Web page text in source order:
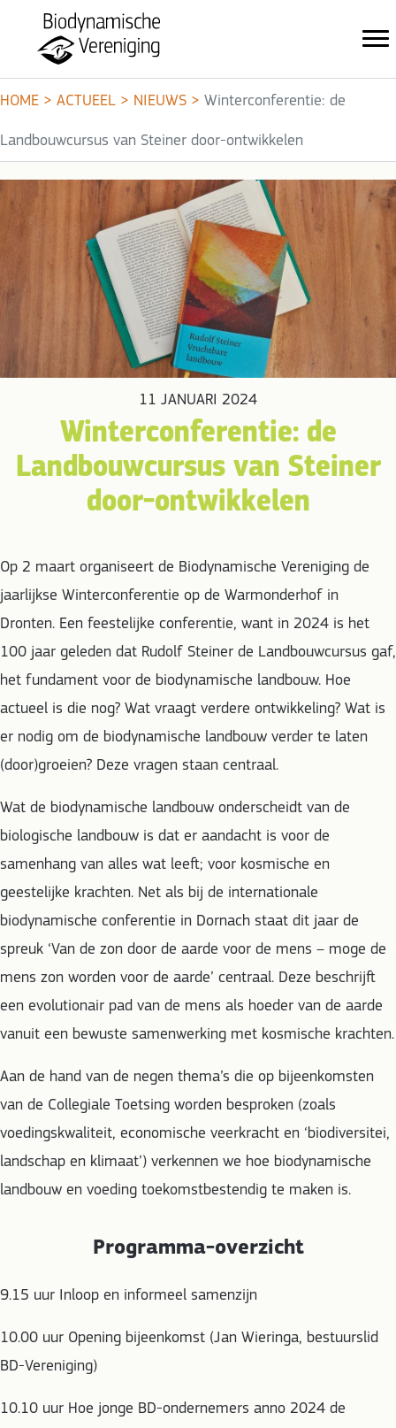
HOME > ACTUEEL > NIEUWS > Winterconferentie: de
Landbouwcursus van Steiner door-ontwikkelen
11 JANUARI 2024
Winterconferentie: de
Landbouwcursus van Steiner
door-ontwikkelen
Op 2 maart organiseert de Biodynamische Vereniging de
jaarlijkse Winterconferentie op de Warmonderhof in
Dronten. Een feestelijke conferentie, want in 2024 is het
100 jaar geleden dat Rudolf Steiner de Landbouwcursus gaf,
het fundament voor de biodynamische landbouw. Hoe
actueel is die nog? Wat vraagt verdere ontwikkeling? Wat is
er nodig om de biodynamische landbouw verder te laten
(door)groeien? Deze vragen staan centraal.
Wat de biodynamische landbouw onderscheidt van de
biologische landbouw is dat er aandacht is voor de
samenhang van alles wat leeft; voor kosmische en
geestelijke krachten. Net als bij de internationale
biodynamische conferentie in Dornach staat dit jaar de
spreuk ‘Van de zon door de aarde voor de mens – moge de
mens zon worden voor de aarde’ centraal. Deze beschrijft
een evolutionair pad van de mens als hoeder van de aarde
vanuit een bewuste samenwerking met kosmische krachten.
Aan de hand van de negen thema’s die op bijeenkomsten
van de Collegiale Toetsing worden besproken (zoals
voedingskwaliteit, economische veerkracht en ‘biodiversitei,
landschap en klimaat’) verkennen we hoe biodynamische
landbouw en voeding toekomstbestendig te maken is.
Programma-overzicht
9.15 uur Inloop en informeel samenzijn
10.00 uur Opening bijeenkomst (Jan Wieringa, bestuurslid
BD-Vereniging)
10.10 uur Hoe jonge BD-ondernemers anno 2024 de